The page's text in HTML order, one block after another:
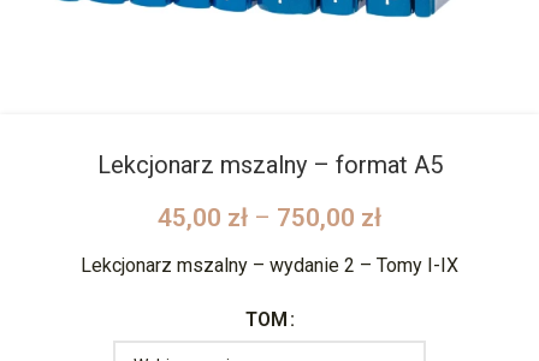
Lekcjonarz mszalny – format A5
45,00 zł – 750,00 zł
Lekcjonarz mszalny – wydanie 2 – Tomy I-IX
TOM